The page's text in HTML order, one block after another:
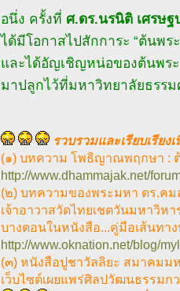
อนึ่ง ครั้งที่ ศ.ดร.นรนิติ เศรษฐ
ได้มีโอกาสไปสักการะ “ต้นพร
และได้อัญเชิญหน่อของต้นพร
มาปลูกไว้ที่มหาวิทยาลัยธรร
รวบรวมและเรียบเรียง
(๑) บทความ โพธิญาณพฤกษา :
http://www.dhammajak.net/
(๒) บทความของพระมหา ดร.ค
เจ้าอาวาสวัดไทยเชตวันมหาวิหา
บางตอนในหนังสือ...คู่มือเส้นทา
http://www.oknation.net/blog/
(๓) หนังสือปูชาวัลลิยะ สมาคมม
เว็บไซต์เผยแพร่ศิลปวัฒนธรรมก